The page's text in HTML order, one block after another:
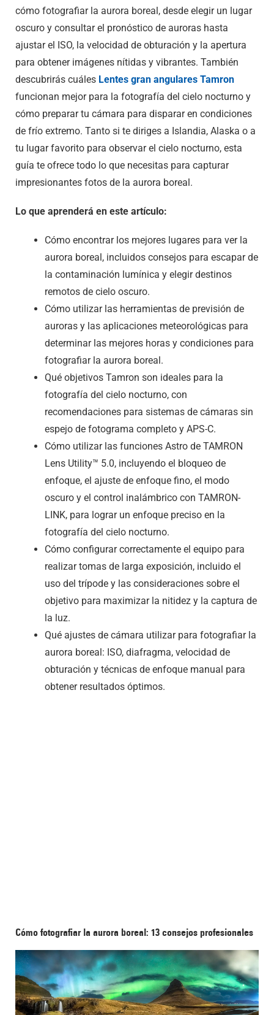
cómo fotografiar la aurora boreal, desde elegir un lugar
oscuro y consultar el pronóstico de auroras hasta
ajustar el ISO, la velocidad de obturación y la apertura
para obtener imágenes nítidas y vibrantes. También
descubrirás cuáles Lentes gran angulares Tamron
funcionan mejor para la fotografía del cielo nocturno y
cómo preparar tu cámara para disparar en condiciones
de frío extremo. Tanto si te diriges a Islandia, Alaska o a
tu lugar favorito para observar el cielo nocturno, esta
guía te ofrece todo lo que necesitas para capturar
impresionantes fotos de la aurora boreal.
Lo que aprenderá en este artículo:
Cómo encontrar los mejores lugares para ver la
aurora boreal, incluidos consejos para escapar de
la contaminación lumínica y elegir destinos
remotos de cielo oscuro.
Cómo utilizar las herramientas de previsión de
auroras y las aplicaciones meteorológicas para
determinar las mejores horas y condiciones para
fotografiar la aurora boreal.
Qué objetivos Tamron son ideales para la
fotografía del cielo nocturno, con
recomendaciones para sistemas de cámaras sin
espejo de fotograma completo y APS-C.
Cómo utilizar las funciones Astro de TAMRON
Lens Utility™ 5.0, incluyendo el bloqueo de
enfoque, el ajuste de enfoque fino, el modo
oscuro y el control inalámbrico con TAMRON-
LINK, para lograr un enfoque preciso en la
fotografía del cielo nocturno.
Cómo configurar correctamente el equipo para
realizar tomas de larga exposición, incluido el
uso del trípode y las consideraciones sobre el
objetivo para maximizar la nitidez y la captura de
la luz.
Qué ajustes de cámara utilizar para fotografiar la
aurora boreal: ISO, diafragma, velocidad de
obturación y técnicas de enfoque manual para
obtener resultados óptimos.
Cómo fotografiar la aurora boreal: 13 consejos profesionales